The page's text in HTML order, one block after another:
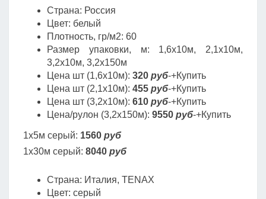
Страна: Россия
Цвет: белый
Плотность, гр/м2: 60
Размер упаковки, м: 1,6х10м, 2,1х10м,
3,2х10м, 3,2х150м
Цена шт (1,6х10м): 320 руб-+Купить
Цена шт (2,1х10м): 455 руб-+Купить
Цена шт (3,2х10м): 610 руб-+Купить
Цена/рулон (3,2х150м): 9550 руб-+Купить
1х5м серый: 1560 руб
1х30м серый: 8040 руб
Страна: Италия, TENAX
Цвет: серый